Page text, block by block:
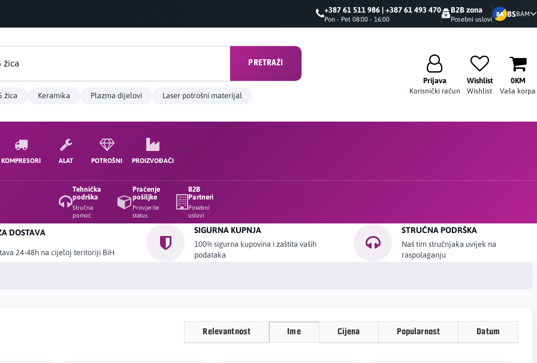
+387 61 511 986 | +387 61 493 470
Pon - Pet 08:00 - 16:00
B2B zona
Posebni uslovi
BA BSBAM
PRETRAŽI
žica Keramika Plazma dijelovi Laser potrošni materijal
Prijava
Korisnički račun
Wishlist
Wishlist
0KM
Vaša korpa
KOMPRESORI ALAT POTROŠNI PROIZVOĐAČI
Tehnička
podrška
Stručna
pomoć
Praćenje
pošiljke
Provjerite
status
B2B
Partneri
Posebni
uslovi
DOSTAVA
24-48h na cijeloj teritoriji BiH
SIGURNA KUPNJA
100% sigurna kupovina i zaštita vaših
podataka
STRUČNA PODRŠKA
Naš tim stručnjaka uvijek na
raspolaganju
Relevantnost Ime Cijena Popularnost Datum